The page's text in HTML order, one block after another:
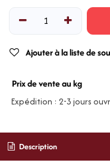
Ajouter à la liste de
Prix de vente au kg
Expédition : 2-3 jours
Description